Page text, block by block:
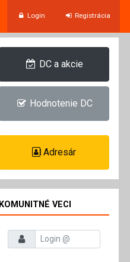
Login Registrácia
DC a akcie
Hodnotenie DC
Adresár
KOMUNITNÉ VECI
Prihlasovacie meno